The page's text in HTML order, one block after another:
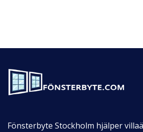
Fönsterbyte Stockholm hjälper